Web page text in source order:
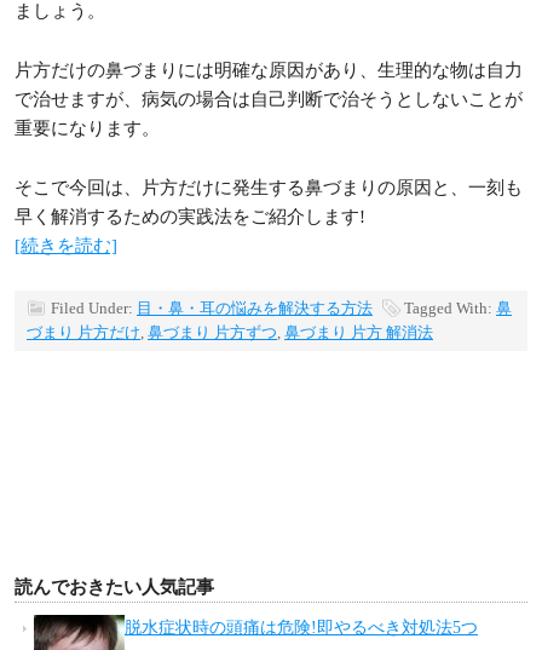
ましょう。
片方だけの鼻づまりには明確な原因があり、生理的な物は自力
で治せますが、病気の場合は自己判断で治そうとしないことが
重要になります。
そこで今回は、片方だけに発生する鼻づまりの原因と、一刻も
早く解消するための実践法をご紹介します!
[続きを読む]
Filed Under: 目・鼻・耳の悩みを解決する方法 Tagged With: 鼻
づまり 片方だけ, 鼻づまり 片方ずつ, 鼻づまり 片方 解消法
読んでおきたい人気記事
脱水症状時の頭痛は危険!即やるべき対処法5つ